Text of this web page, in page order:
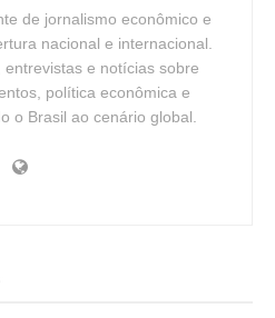
de jornalismo econômico e
nacional e internacional.
entrevistas e notícias sobre
política econômica e
o Brasil ao cenário global.